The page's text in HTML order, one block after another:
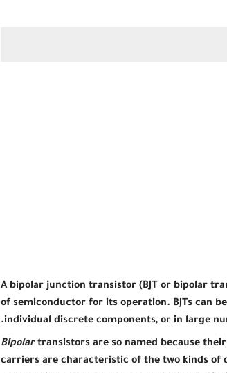
A bipolar junction transistor (BJT or bipolar
of semiconductor for its operation. BJTs can
individual discrete components, or in large
Bipolartransistors are so named because
carriers are characteristic of the two kinds of